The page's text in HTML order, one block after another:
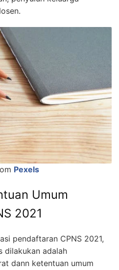
Pexels
Umum
2021
pendaftaran CPNS 2021,
dilakukan adalah
dann ketentuan umum